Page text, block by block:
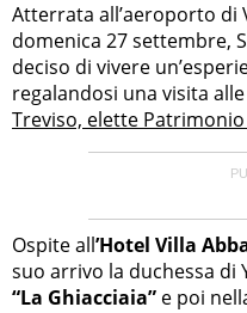
Atterrata all’aeroporto di
domenica 27 settembre,
deciso di vivere
regalandosi una visita alle
Treviso, elette
Ospite all’Hotel Villa
suo arrivo la duchessa di
“La Ghiacciaia” e poi